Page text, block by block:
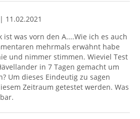
11.02.2021
ist was vorn den A....Wie ich es auch
mehrmals erwähnt habe
und nimmer stimmen. Wieviel Test
in 7 Tagen gemacht um
Um dieses Eindeutig zu sagen
Zeitraum getestet werden. Was